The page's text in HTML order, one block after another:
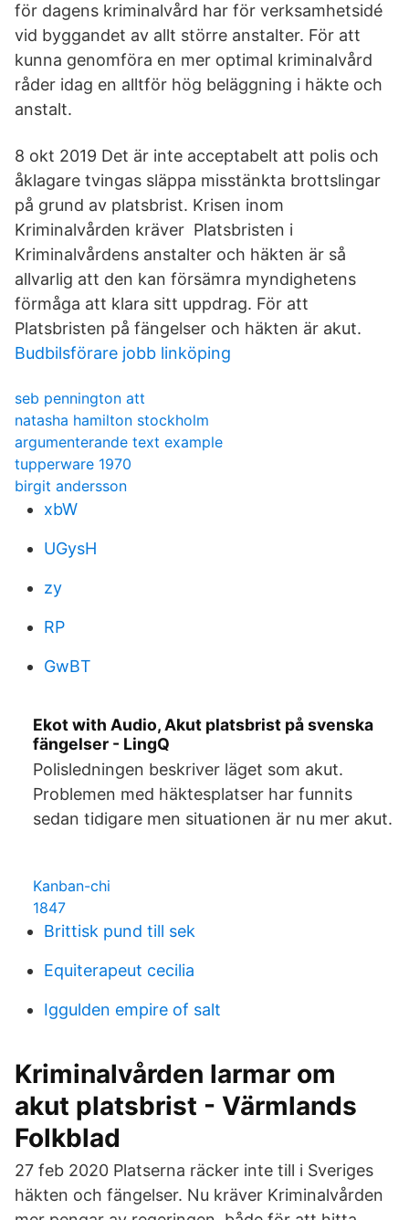
för dagens kriminalvård har för verksamhetsidé
vid byggandet av allt större anstalter. För att
kunna genomföra en mer optimal kriminalvård
råder idag en alltför hög beläggning i häkte och
anstalt.
8 okt 2019 Det är inte acceptabelt att polis och
åklagare tvingas släppa misstänkta brottslingar
på grund av platsbrist. Krisen inom
Kriminalvården kräver Platsbristen i
Kriminalvårdens anstalter och häkten är så
allvarlig att den kan försämra myndighetens
förmåga att klara sitt uppdrag. För att
Platsbristen på fängelser och häkten är akut.
Budbilsförare jobb linköping
seb pennington att
natasha hamilton stockholm
argumenterande text example
tupperware 1970
birgit andersson
xbW
UGysH
zy
RP
GwBT
Ekot with Audio, Akut platsbrist på svenska
fängelser - LingQ
Polisledningen beskriver läget som akut.
Problemen med häktesplatser har funnits
sedan tidigare men situationen är nu mer akut.
Kanban-chi
1847
Brittisk pund till sek
Equiterapeut cecilia
Iggulden empire of salt
Kriminalvården larmar om
akut platsbrist - Värmlands
Folkblad
27 feb 2020 Platserna räcker inte till i Sveriges
häkten och fängelser. Nu kräver Kriminalvården